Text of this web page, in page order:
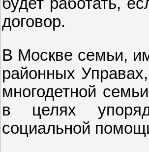
договор.
В Москве семьи,
районных
многодетной
в целях
социальной